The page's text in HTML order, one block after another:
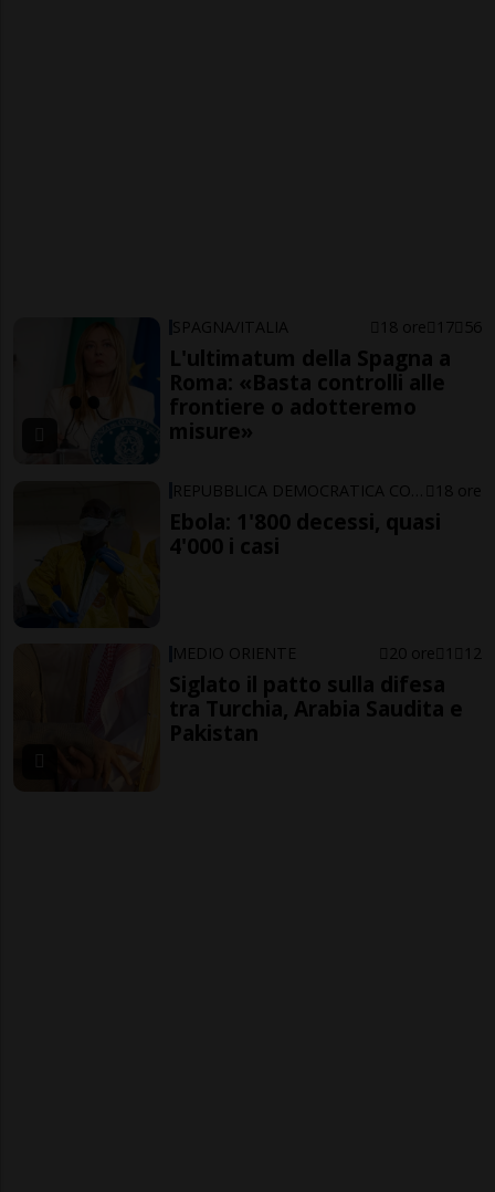
SPAGNA/ITALIA 18 ore 17 56
L'ultimatum della Spagna a
Roma: «Basta controlli alle
frontiere o adotteremo
misure»
18 ore
Ebola: 1'800 decessi, quasi
4'000 i casi
MEDIO ORIENTE 20 ore 1 12
Siglato il patto sulla difesa
tra Turchia, Arabia Saudita e
Pakistan